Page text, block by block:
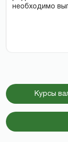
необходимо
Курсы